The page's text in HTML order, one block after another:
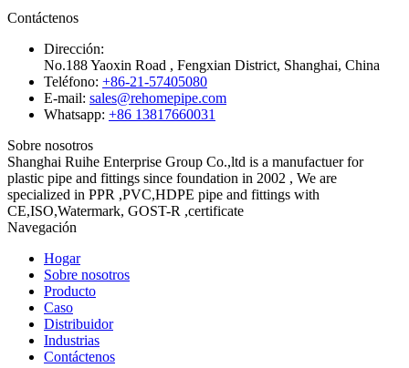
Contáctenos
Dirección:
No.188 Yaoxin Road , Fengxian District, Shanghai, China
Teléfono: +86-21-57405080
E-mail: sales@rehomepipe.com
Whatsapp: +86 13817660031
Sobre nosotros
Shanghai Ruihe Enterprise Group Co.,ltd is a manufactuer for
plastic pipe and fittings since foundation in 2002 , We are
specialized in PPR ,PVC,HDPE pipe and fittings with
CE,ISO,Watermark, GOST-R ,certificate
Navegación
Hogar
Sobre nosotros
Producto
Caso
Distribuidor
Industrias
Contáctenos